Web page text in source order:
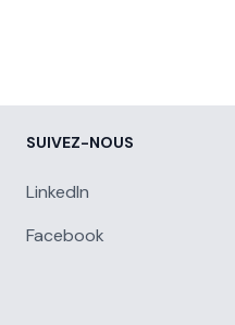
SUIVEZ-NOUS
LinkedIn
Facebook